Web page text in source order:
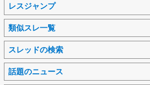
レスジャンプ
類似スレ一覧
スレッドの検索
話題のニュース